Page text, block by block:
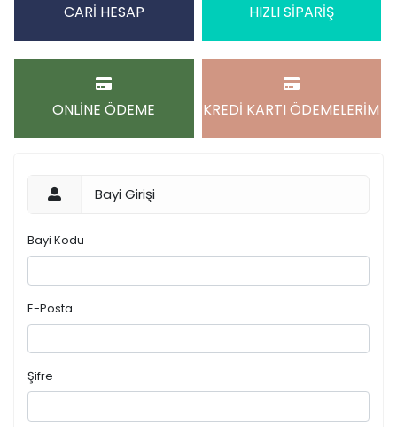
CARİ HESAP HIZLI SİPARİŞ
ONLİNE ÖDEME KREDİ KARTI ÖDEMELERİM
Bayi Girişi
Bayi Kodu
E-Posta
Şifre